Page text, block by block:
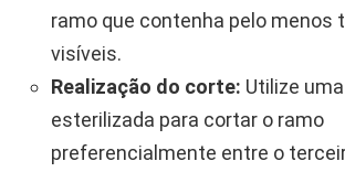
ramo que contenha pelo menos
visíveis.
Realização do corte: Utilize
esterilizada para cortar o ramo
preferencialmente entre o